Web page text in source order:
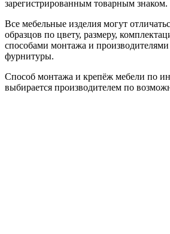
зарегистрированным товарным знаком.
Все мебельные изделия могут
образцов по цвету, размеру,
способами монтажа и
фурнитуры.
Способ монтажа и крепёж мебели по
выбирается производителем по